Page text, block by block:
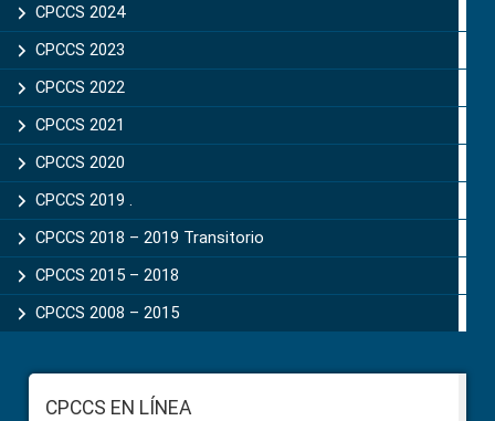
CPCCS 2024
CPCCS 2023
CPCCS 2022
CPCCS 2021
CPCCS 2020
CPCCS 2019 .
CPCCS 2018 – 2019 Transitorio
CPCCS 2015 – 2018
CPCCS 2008 – 2015
FooterCPCCS EN LÍNEA